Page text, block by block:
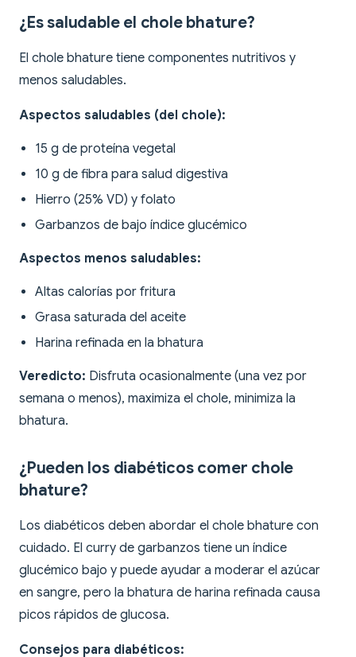
¿Es saludable el chole bhature?
El chole bhature tiene componentes nutritivos y
menos saludables.
Aspectos saludables (del chole):
15 g de proteína vegetal
10 g de fibra para salud digestiva
Hierro (25% VD) y folato
Garbanzos de bajo índice glucémico
Aspectos menos saludables:
Altas calorías por fritura
Grasa saturada del aceite
Harina refinada en la bhatura
Veredicto: Disfruta ocasionalmente (una vez por
semana o menos), maximiza el chole, minimiza la
bhatura.
¿Pueden los diabéticos comer chole
bhature?
Los diabéticos deben abordar el chole bhature con
cuidado. El curry de garbanzos tiene un índice
glucémico bajo y puede ayudar a moderar el azúcar
en sangre, pero la bhatura de harina refinada causa
picos rápidos de glucosa.
Consejos para diabéticos: